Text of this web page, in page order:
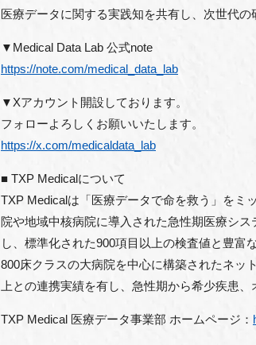
医療データに関する実践知を共有し、次世代
▼Medical Data Lab 公式note
https://note.com/medical_data_lab
▼Xアカウント開設しております。
フォローよろしくお願いいたします。
https://x.com/medicaldata_lab
■ TXP Medicalについて
TXP Medicalは「医療データで命を救う」をミ
院や地域中核病院に導入された急性期医療シ
し、標準化された900項目以上の検査値と豊富
800床クラスの大病院を中心に構築されたネッ
上との連携実績を有し、急性期から希少疾患
TXP Medical 医療データ事業部 ホームページ：